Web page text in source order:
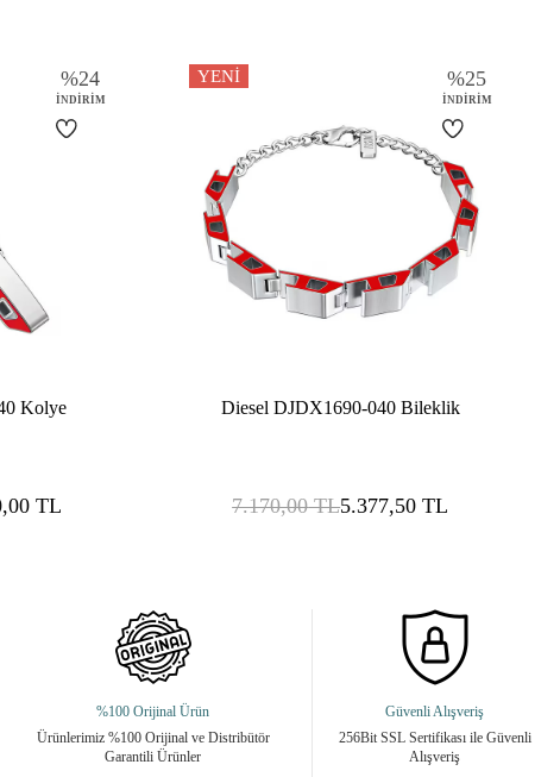
%24
İNDIRIM
Kolye
TL
YENI %25
İNDIRIM
Diesel DJDX1690-040 Bileklik
7.170,00TL5.377,50 TL
%100 Orijinal Ürün
Ürünlerimiz %100 Orijinal ve Distribütör
Garantili Ürünler
Güvenli Alışveriş
256Bit SSL Sertifikası ile Güvenli
Alışveriş